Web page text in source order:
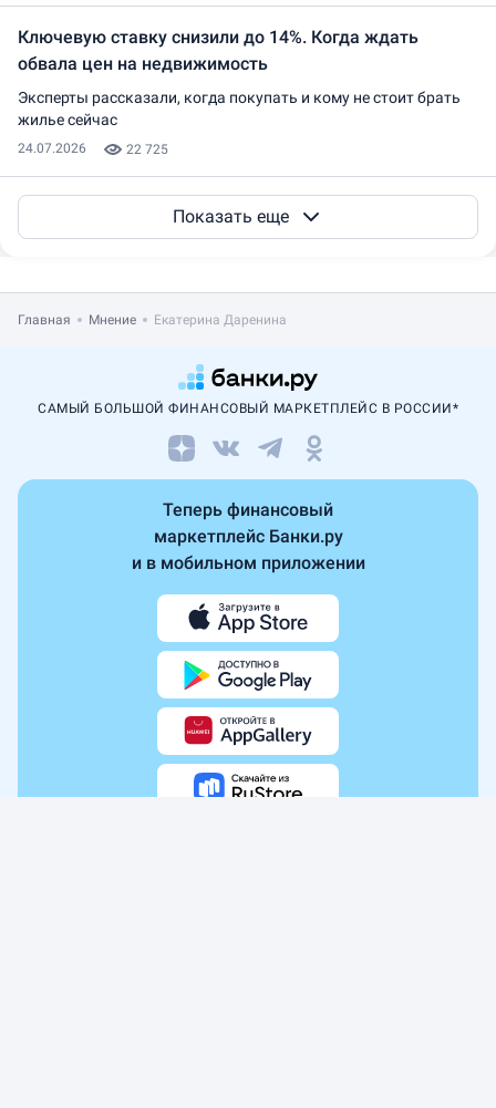
Ключевую ставку снизили до 14%. Когда ждать
обвала цен на недвижимость
Эксперты рассказали, когда покупать и кому не стоит брать
жилье сейчас
24.07.2026 22 725
Показать еще
Главная Мнение Екатерина Даренина
САМЫЙ БОЛЬШОЙ ФИНАНСОВЫЙ МАРКЕТПЛЕЙС В РОССИИ*
Теперь финансовый
маркетплейс Банки.ру
и в мобильном приложении